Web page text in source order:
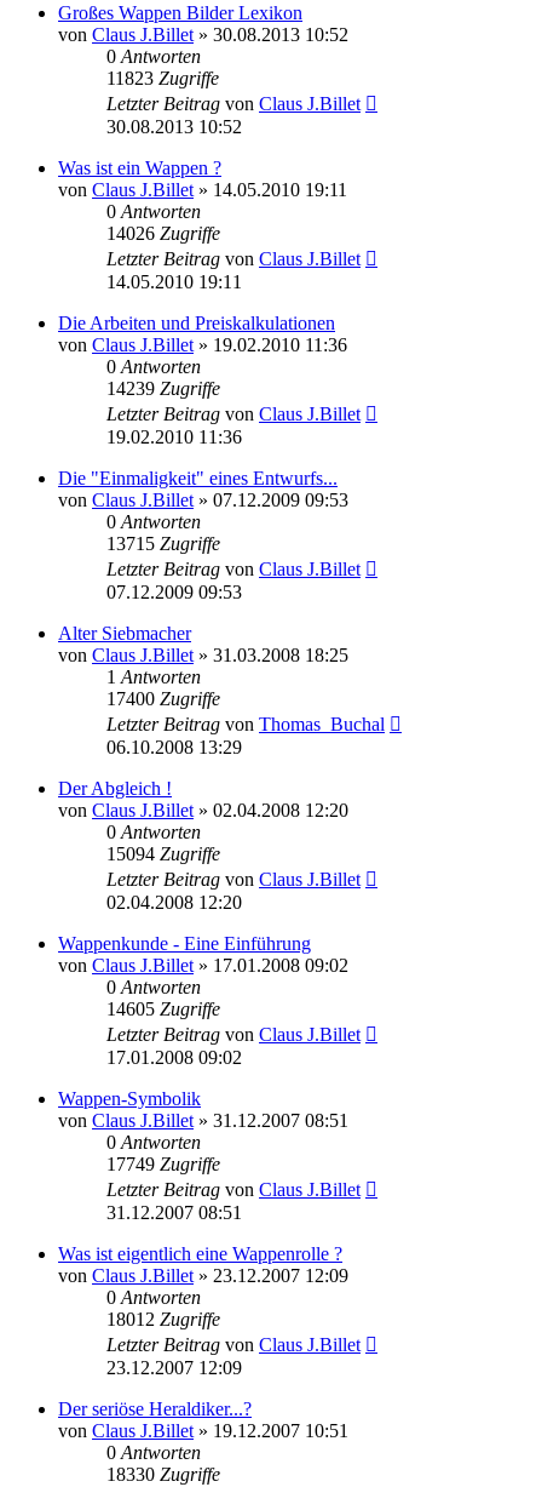
Großes Wappen Bilder Lexikon
von Claus J.Billet » 30.08.2013 10:52
0 Antworten
11823 Zugriffe
Letzter Beitrag von Claus J.Billet
30.08.2013 10:52
Was ist ein Wappen ?
von Claus J.Billet » 14.05.2010 19:11
0 Antworten
14026 Zugriffe
Letzter Beitrag von Claus J.Billet
14.05.2010 19:11
Die Arbeiten und Preiskalkulationen
von Claus J.Billet » 19.02.2010 11:36
0 Antworten
14239 Zugriffe
Letzter Beitrag von Claus J.Billet
19.02.2010 11:36
Die "Einmaligkeit" eines Entwurfs...
von Claus J.Billet » 07.12.2009 09:53
0 Antworten
13715 Zugriffe
Letzter Beitrag von Claus J.Billet
07.12.2009 09:53
Alter Siebmacher
von Claus J.Billet » 31.03.2008 18:25
1 Antworten
17400 Zugriffe
Letzter Beitrag von Thomas_Buchal
06.10.2008 13:29
Der Abgleich !
von Claus J.Billet » 02.04.2008 12:20
0 Antworten
15094 Zugriffe
Letzter Beitrag von Claus J.Billet
02.04.2008 12:20
Wappenkunde - Eine Einführung
von Claus J.Billet » 17.01.2008 09:02
0 Antworten
14605 Zugriffe
Letzter Beitrag von Claus J.Billet
17.01.2008 09:02
Wappen-Symbolik
von Claus J.Billet » 31.12.2007 08:51
0 Antworten
17749 Zugriffe
Letzter Beitrag von Claus J.Billet
31.12.2007 08:51
Was ist eigentlich eine Wappenrolle ?
von Claus J.Billet » 23.12.2007 12:09
0 Antworten
18012 Zugriffe
Letzter Beitrag von Claus J.Billet
23.12.2007 12:09
Der seriöse Heraldiker...?
von Claus J.Billet » 19.12.2007 10:51
0 Antworten
18330 Zugriffe